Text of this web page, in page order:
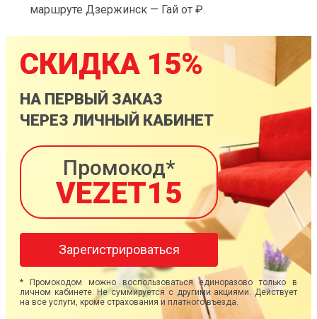
маршруте Дзержинск — Гай от ₽.
СКИДКА 15%
НА ПЕРВЫЙ ЗАКАЗ
ЧЕРЕЗ ЛИЧНЫЙ КАБИНЕТ
Промокод*
VEZET15
Зарегистрироваться
* Промокодом можно воспользоваться единоразово только в
личном кабинете. Не суммируется с другими акциями. Действует
на все услуги, кроме страхования и платного въезда.